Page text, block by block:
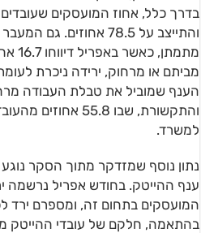
בדרך כלל, אחוז המועסקים
והתייצב על 78.5
הענף שמוביל את טבלת העבודה
והתקשורת, שבו
למשרד.
נתון נוסף שמזדקר מתוך הסקר
ענף ההייטק. בחודש אפריל נרשמה
בהתאמה, חלקם של עובדי ההייטק